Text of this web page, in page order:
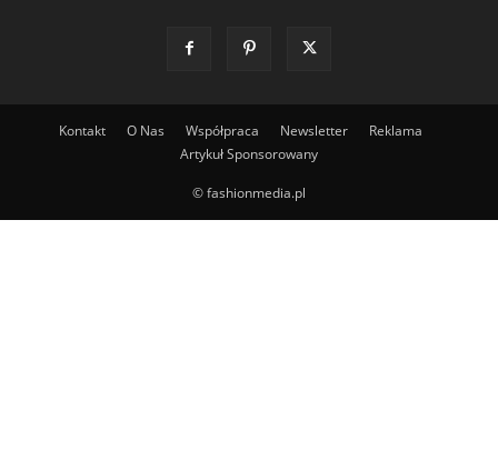
Kontakt O Nas Współpraca Newsletter
Reklama
Artykuł Sponsorowany
© fashionmedia.pl